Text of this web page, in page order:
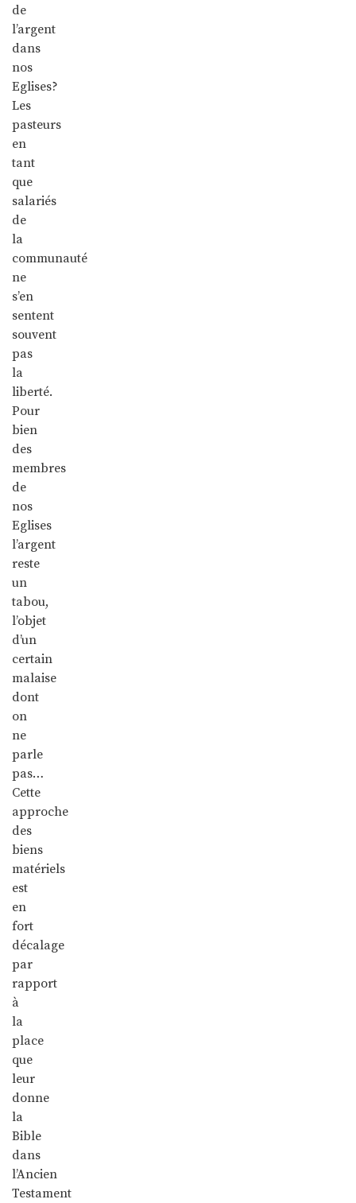
de
l’argent
dans
nos
Eglises?
Les
pasteurs
en
tant
que
salariés
de
la
communauté
ne
s’en
sentent
souvent
pas
la
liberté.
Pour
bien
des
membres
de
nos
Eglises
l’argent
reste
un
tabou,
l’objet
d’un
certain
malaise
dont
on
ne
parle
pas…
Cette
approche
des
biens
matériels
est
en
fort
décalage
par
rapport
à
la
place
que
leur
donne
la
Bible
dans
l’Ancien
Testament